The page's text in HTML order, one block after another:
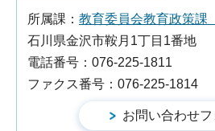
所属課： 教育委員会教育政策課
石川県金沢市鞍月1丁目1番地
電話番号：076-225-1811
ファクス番号：076-225-1814